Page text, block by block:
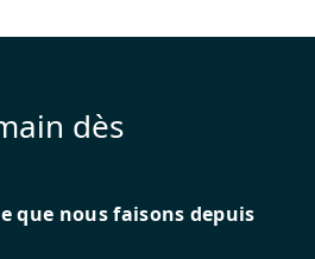
dès
que nous faisons depuis